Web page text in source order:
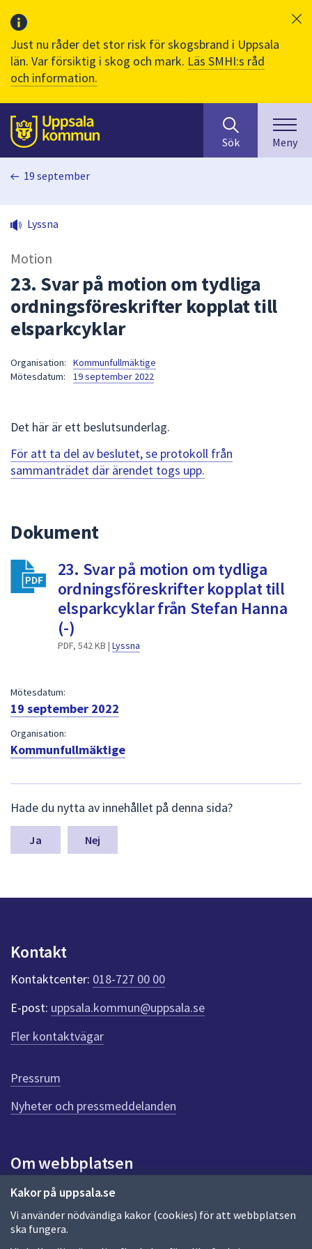
Just nu råder det stor risk för skogsbrand i Uppsala
län. Var försiktig i skog och mark. Läs SMHI:s råd
och information.
Till sidans
huvudinnehåll
efter
innehåll
på
sökfältet
kommer
sökförslag
att
navigera
mellan
välja
något
av
Sök Meny
Kakor på uppsala.se
Vi använder nödvändiga kakor (cookies) för att webbplatsen
ska fungera.
19 september
Lyssna
Motion
23. Svar på motion om tydliga
ordningsföreskrifter kopplat till
elsparkcyklar
Organisation:
Kommunfullmäktige
Mötesdatum:
19 september 2022
Det här är ett beslutsunderlag.
För att ta del av beslutet, se protokoll från
sammanträdet där ärendet togs upp.
Dokument
23. Svar på motion om tydliga
ordningsföreskrifter kopplat till
elsparkcyklar från Stefan Hanna
(-)
PDF, 542 KB | Lyssna
Mötesdatum:
19 september 2022
Organisation:
Kommunfullmäktige
ä
m
a
n
k
t
e
r
f
ö
r
e
n
n
a
d
a
Hade du nytta av innehållet på denna sida?
Nej
Kontakt
Kontaktcenter: 018-727 00 00
E-post: uppsala.kommun@uppsala.se
Fler kontaktvägar
Pressrum
Nyheter och pressmeddelanden
Om webbplatsen
Om webbplatsen
Allmänna handlingar och diarium
Behandling av personuppgifter